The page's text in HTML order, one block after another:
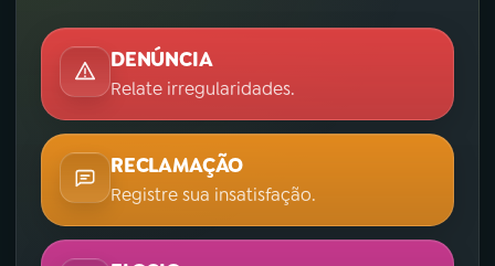
DENÚNCIA
Relate irregularidades.
RECLAMAÇÃO
Registre sua insatisfação.